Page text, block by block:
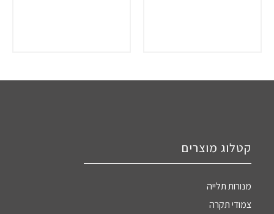
קטלוג מוצרים
מנורות תלייה
צמודי תקרה